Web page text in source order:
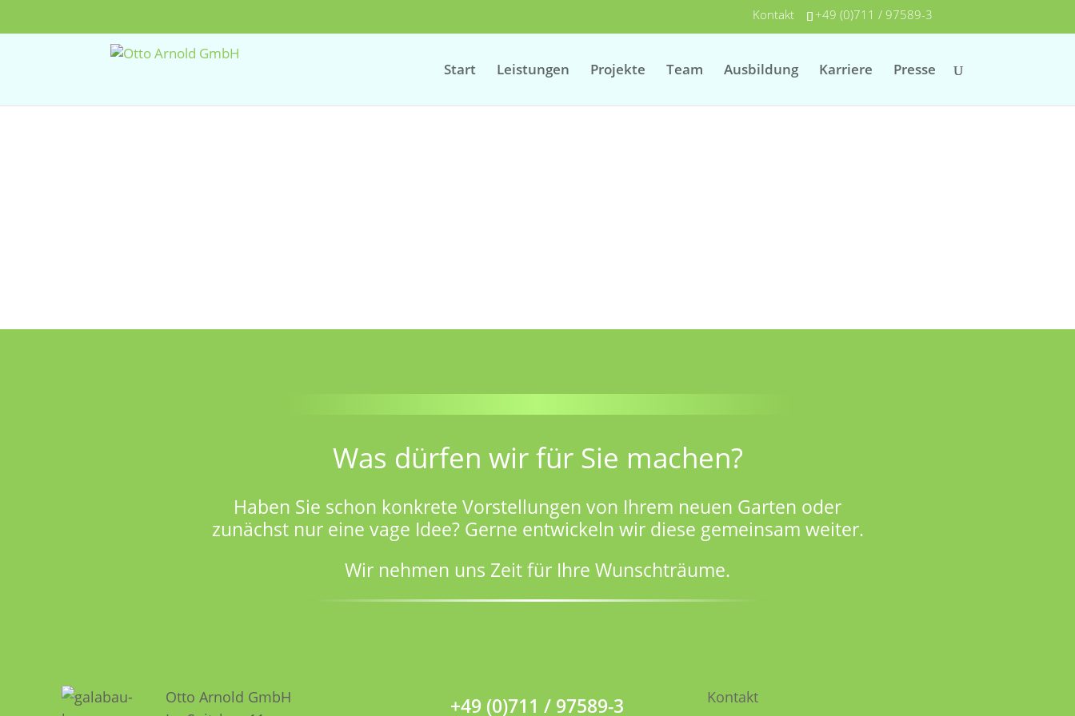
+49 (0)711 / 97589-3
Kontakt
Start Leistungen Projekte Team Ausbildung Karriere Presse
Was dürfen wir für Sie machen?
Haben Sie schon konkrete Vorstellungen von Ihrem neuen Garten oder
zunächst nur eine vage Idee? Gerne entwickeln wir diese gemeinsam weiter.
Wir nehmen uns Zeit für Ihre Wunschträume.
Otto Arnold GmbH
+49 (0)711 / 97589-3 Kontakt